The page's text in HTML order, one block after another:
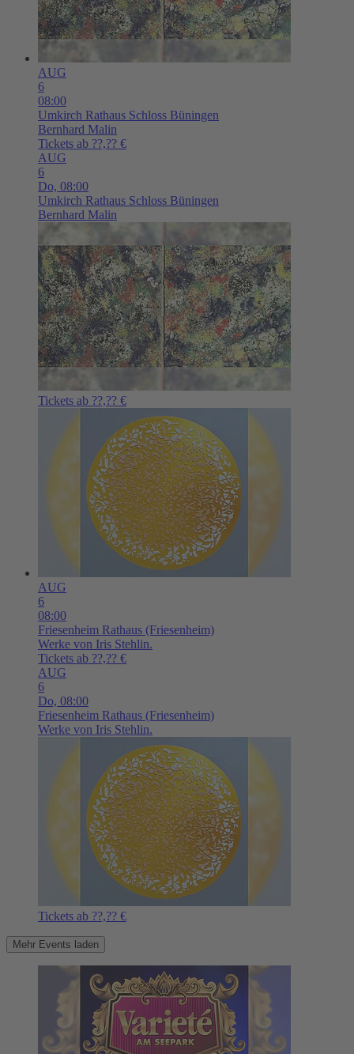
AUG
6
08:00
Umkirch Rathaus Schloss Büningen
Bernhard Malin
Tickets ab ??,?? €
AUG
6
Do, 08:00
Umkirch Rathaus Schloss Büningen
Bernhard Malin
Tickets ab ??,?? €
AUG
6
08:00
Friesenheim Rathaus (Friesenheim)
Werke von Iris Stehlin.
Tickets ab ??,?? €
AUG
6
Do, 08:00
Friesenheim Rathaus (Friesenheim)
Werke von Iris Stehlin.
Tickets ab ??,?? €
Mehr Events laden